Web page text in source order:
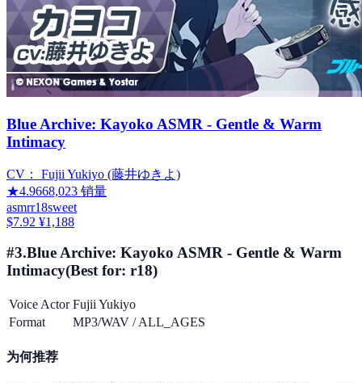
Blue Archive: Kayoko ASMR - Gentle & Warm
Intimacy
CV：
Fujii Yukiyo (藤井ゆきよ)
★4.9668,023 销量
asmrr18sweet
$7.92 ¥1,188
#3.Blue Archive: Kayoko ASMR - Gentle & Warm
Intimacy(Best for: r18)
Voice Actor Fujii Yukiyo
Format
MP3/WAV /ALL_AGES
为何推荐